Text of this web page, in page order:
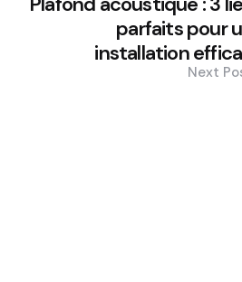
parfaits pour
installation
Next